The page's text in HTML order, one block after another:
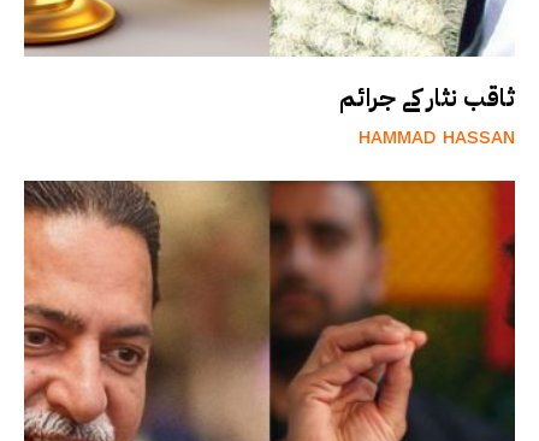
ثاقب نثار کے جرائم
HAMMAD HASSAN